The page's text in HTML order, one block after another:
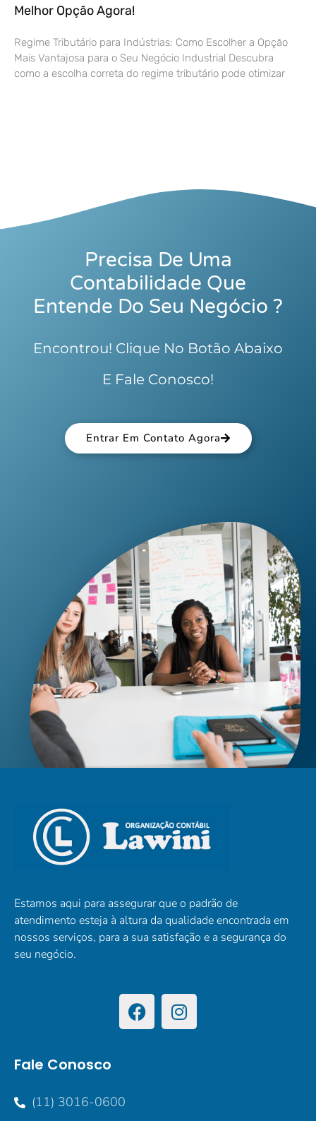
Melhor Opção Agora!
Regime Tributário para Indústrias: Como Escolher a Opção
Mais Vantajosa para o Seu Negócio Industrial Descubra
como a escolha correta do regime tributário pode otimizar
Precisa De Uma
Contabilidade Que
Entende Do Seu Negócio ?
Encontrou! Clique No Botão Abaixo
E Fale Conosco!
Entrar Em Contato Agora
Estamos aqui para assegurar que o padrão de
atendimento esteja à altura da qualidade encontrada em
nossos serviços, para a sua satisfação e a segurança do
seu negócio.
Fale Conosco
(11) 3016-0600